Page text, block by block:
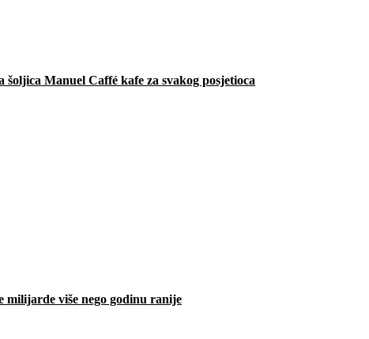
Manuel Caffé kafe za svakog posjetioca
milijarde više nego godinu ranije